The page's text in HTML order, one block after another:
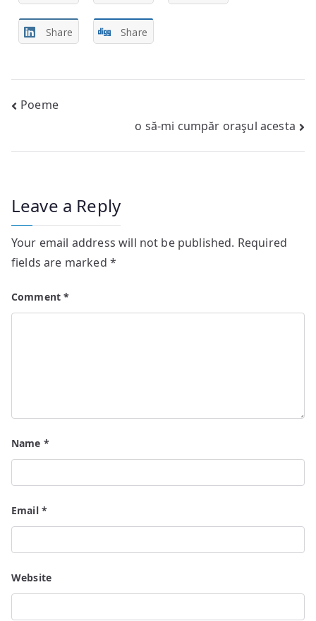
Share Share
Post
Poeme
o să-mi cumpăr oraşul acesta
Leave a Reply
Your email address will not be published. Required
fields are marked *
Comment*
Name *
Email *
Website